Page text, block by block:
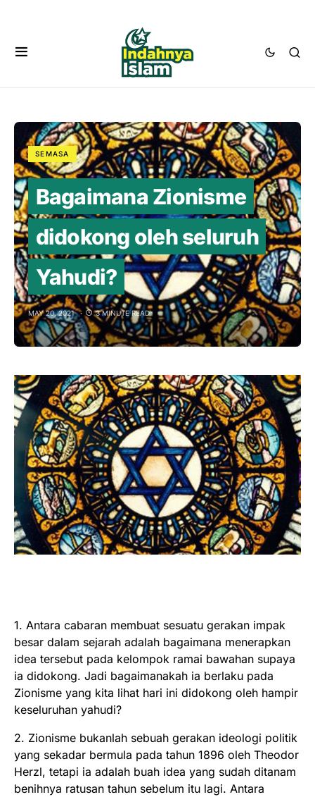
SEMASA
Bagaimana Zionisme
didokong oleh seluruh
Yahudi?
MAY 20, 2021 3 MINUTE READ
1. Antara cabaran membuat sesuatu gerakan impak
besar dalam sejarah adalah bagaimana menerapkan
idea tersebut pada kelompok ramai bawahan supaya
ia didokong. Jadi bagaimanakah ia berlaku pada
Zionisme yang kita lihat hari ini didokong oleh hampir
keseluruhan yahudi?
2. Zionisme bukanlah sebuah gerakan ideologi politik
yang sekadar bermula pada tahun 1896 oleh Theodor
Herzl, tetapi ia adalah buah idea yang sudah ditanam
benihnya ratusan tahun sebelum itu lagi. Antara